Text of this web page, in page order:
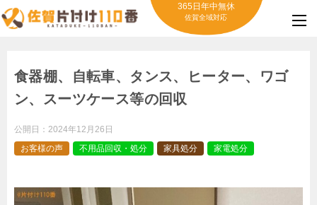
365日年中無休
佐賀全域対応
食器棚、自転車、タンス、ヒーター、ワゴ
ン、スーツケース等の回収
公開日： 2024年12月26日
お客様の声
不用品回収・処分 家具処分 家電処分